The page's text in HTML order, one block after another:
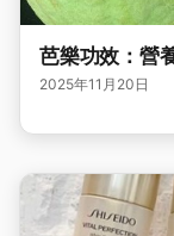
芭樂功效：營
2025年11月20日